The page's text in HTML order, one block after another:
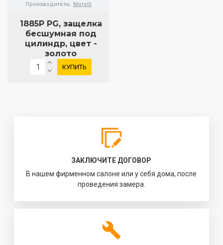
Производитель: Morelli
1885P PG, защелка
бесшумная под
цилиндр, цвет -
золото
КУПИТЬ
ЗАКЛЮЧИТЕ ДОГОВОР
В нашем фирменном салоне или у себя дома, после
проведения замера.